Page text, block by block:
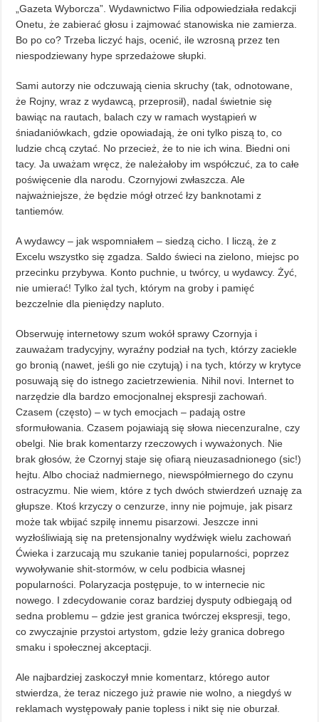
„Gazeta Wyborcza”. Wydawnictwo Filia odpowiedziała redakcji
Onetu, że zabierać głosu i zajmować stanowiska nie zamierza.
Bo po co? Trzeba liczyć hajs, ocenić, ile wzrosną przez ten
niespodziewany hype sprzedażowe słupki.
Sami autorzy nie odczuwają cienia skruchy (tak, odnotowane,
że Rojny, wraz z wydawcą, przeprosił), nadal świetnie się
bawiąc na rautach, balach czy w ramach wystąpień w
śniadaniówkach, gdzie opowiadają, że oni tylko piszą to, co
ludzie chcą czytać. No przecież, że to nie ich wina. Biedni oni
tacy. Ja uważam wręcz, że należałoby im współczuć, za to całe
poświęcenie dla narodu. Czornyjowi zwłaszcza. Ale
najważniejsze, że będzie mógł otrzeć łzy banknotami z
tantiemów.
A wydawcy – jak wspomniałem – siedzą cicho. I liczą, że z
Excelu wszystko się zgadza. Saldo świeci na zielono, miejsc po
przecinku przybywa. Konto puchnie, u twórcy, u wydawcy. Żyć,
nie umierać! Tylko żal tych, którym na groby i pamięć
bezczelnie dla pieniędzy napluto.
Obserwuję internetowy szum wokół sprawy Czornyja i
zauważam tradycyjny, wyraźny podział na tych, którzy zaciekle
go bronią (nawet, jeśli go nie czytują) i na tych, którzy w krytyce
posuwają się do istnego zacietrzewienia. Nihil novi. Internet to
narzędzie dla bardzo emocjonalnej ekspresji zachowań.
Czasem (często) – w tych emocjach – padają ostre
sformułowania. Czasem pojawiają się słowa niecenzuralne, czy
obelgi. Nie brak komentarzy rzeczowych i wyważonych. Nie
brak głosów, że Czornyj staje się ofiarą nieuzasadnionego (sic!)
hejtu. Albo chociaż nadmiernego, niewspółmiernego do czynu
ostracyzmu. Nie wiem, które z tych dwóch stwierdzeń uznaję za
głupsze. Ktoś krzyczy o cenzurze, inny nie pojmuje, jak pisarz
może tak wbijać szpilę innemu pisarzowi. Jeszcze inni
wyzłośliwiają się na pretensjonalny wydźwięk wielu zachowań
Ćwieka i zarzucają mu szukanie taniej popularności, poprzez
wywoływanie shit-stormów, w celu podbicia własnej
popularności. Polaryzacja postępuje, to w internecie nic
nowego. I zdecydowanie coraz bardziej dysputy odbiegają od
sedna problemu – gdzie jest granica twórczej ekspresji, tego,
co zwyczajnie przystoi artystom, gdzie leży granica dobrego
smaku i społecznej akceptacji.
Ale najbardziej zaskoczył mnie komentarz, którego autor
stwierdza, że teraz niczego już prawie nie wolno, a niegdyś w
reklamach występowały panie topless i nikt się nie oburzał.